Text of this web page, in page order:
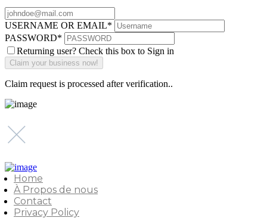
USERNAME OR EMAIL*
PASSWORD*
Returning user? Check this box to Sign in
Claim request is processed after verification..
Home
À Propos de nous
Contact
Privacy Policy